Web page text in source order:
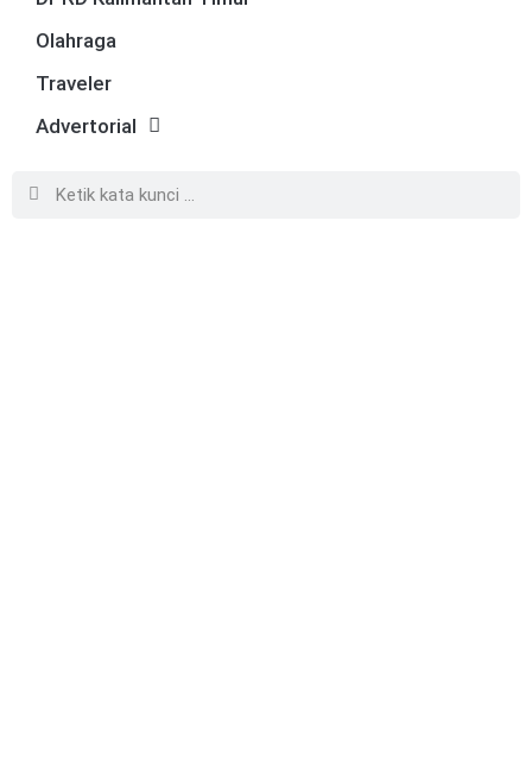
Olahraga
Traveler
Advertorial